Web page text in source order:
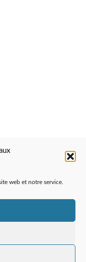
web et notre service.
Sàrl